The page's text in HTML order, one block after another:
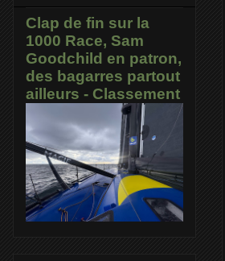
Clap de fin sur la
1000 Race, Sam
Goodchild en patron,
des bagarres partout
ailleurs - Classement